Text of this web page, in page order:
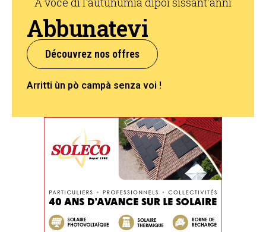
Abbunatevi
Découvrez nos offres
Arritti ùn pò campà senza voi !